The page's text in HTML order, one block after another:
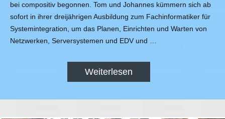
bei compositiv begonnen. Tom und Johannes kümmern sich ab
sofort in ihrer dreijährigen Ausbildung zum Fachinformatiker für
Systemintegration, um das Planen, Einrichten und Warten von
Netzwerken, Serversystemen und EDV und …
Weiterlesen